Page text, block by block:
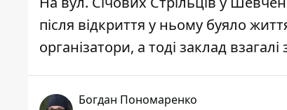
після відкриття у ньому буяло
організатори, а тоді заклад
Богдан Пономаренко